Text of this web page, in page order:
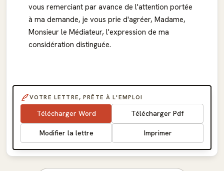
vous remerciant par avance de l'attention portée
à ma demande, je vous prie d'agréer, Madame,
Monsieur le Médiateur, l'expression de ma
considération distinguée.
VOTRE LETTRE, PRÊTE À L'EMPLOI
Télécharger Word Télécharger Pdf
Modifier la lettre Imprimer